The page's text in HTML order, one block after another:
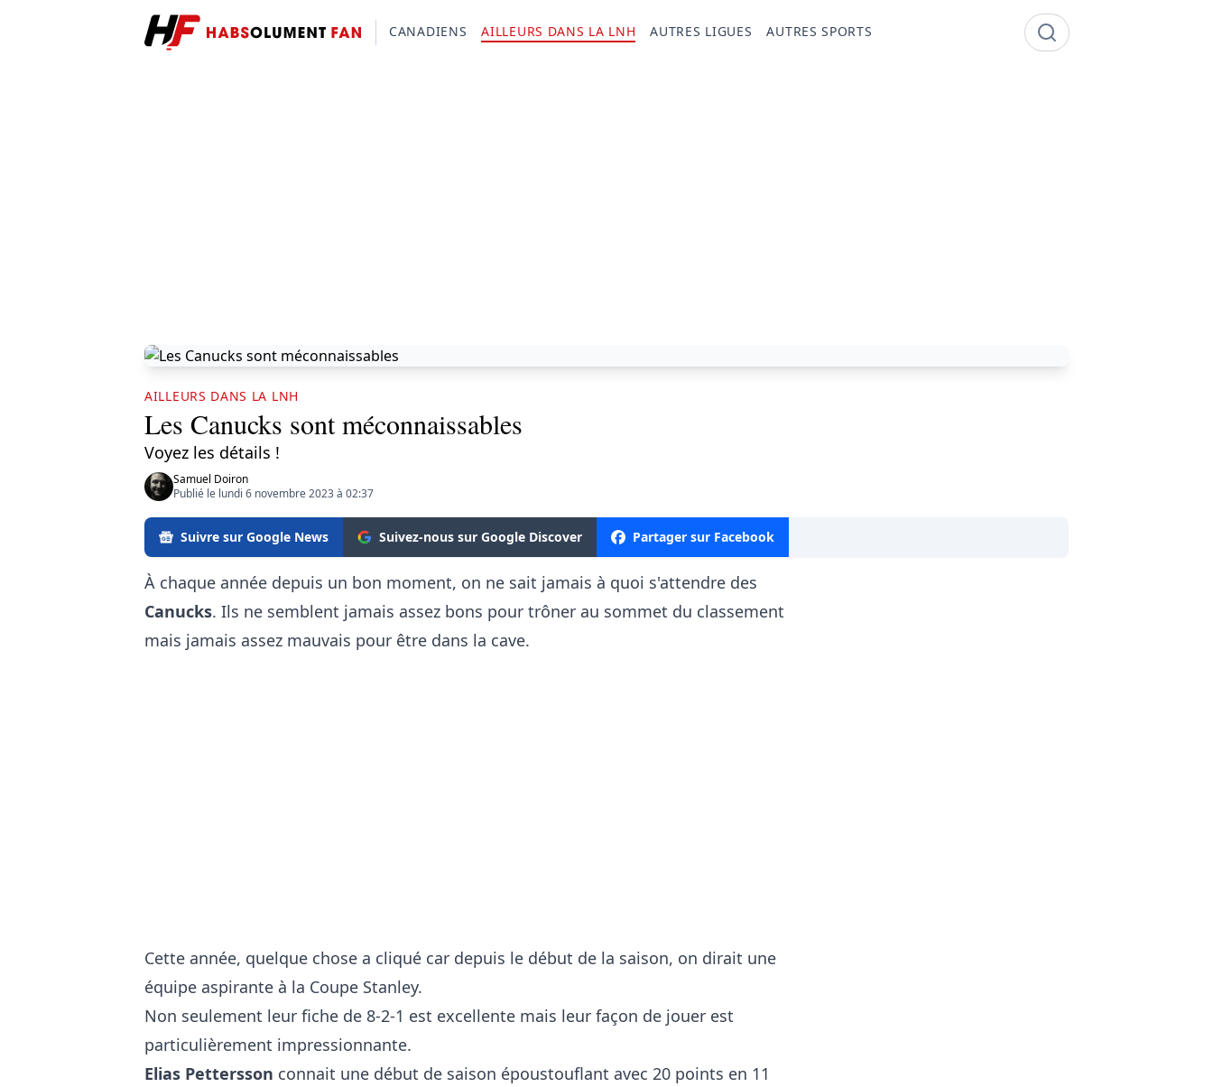
CANADIENS AILLEURS DANS LA LNH AUTRES LIGUES AUTRES SPORTS
AILLEURS DANS LA LNH
Les Canucks sont méconnaissables
Voyez les détails !
Samuel Doiron
Publié le lundi 6 novembre 2023 à 02:37
Suivre sur Google News Suivez-nous sur Google Discover Partager sur Facebook
À chaque année depuis un bon moment, on ne sait jamais à quoi s'attendre des
Canucks. Ils ne semblent jamais assez bons pour trôner au sommet du classement
mais jamais assez mauvais pour être dans la cave.
Cette année, quelque chose a cliqué car depuis le début de la saison, on dirait une
équipe aspirante à la Coupe Stanley.
Non seulement leur fiche de 8-2-1 est excellente mais leur façon de jouer est
particulièrement impressionnante.
Elias Pettersson connait une début de saison époustouflant avec 20 points en 11